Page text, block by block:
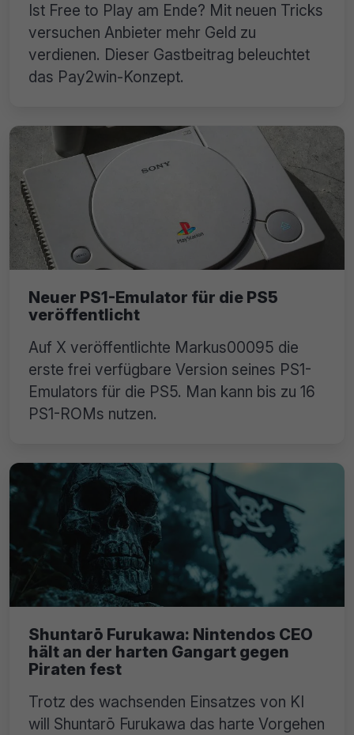
Ist Free to Play am Ende? Mit neuen Tricks
versuchen Anbieter mehr Geld zu
verdienen. Dieser Gastbeitrag beleuchtet
das Pay2win-Konzept.
Neuer PS1-Emulator für die PS5
veröffentlicht
Auf X veröffentlichte Markus00095 die
erste frei verfügbare Version seines PS1-
Emulators für die PS5. Man kann bis zu 16
PS1-ROMs nutzen.
Shuntarō Furukawa: Nintendos CEO
hält an der harten Gangart gegen
Piraten fest
Trotz des wachsenden Einsatzes von KI
will Shuntarō Furukawa das harte Vorgehen